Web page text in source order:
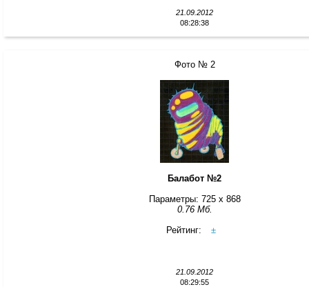
21.09.2012
08:28:38
Фото № 2
Балабот №2
Параметры: 725 x 868
0.76 Мб.
Рейтинг:
±
21.09.2012
08:29:55